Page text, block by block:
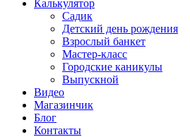
Калькулятор
Садик
Детский день рождения
Взрослый банкет
Мастер-класс
Городские каникулы
Выпускной
Видео
Магазинчик
Блог
Контакты